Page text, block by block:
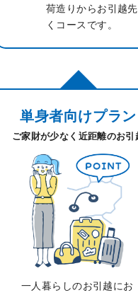
荷造りからお引越
くコースです。
単身者向けプラン
ご家財が少なく 近距離のお引
一人暮らしのお引越にお